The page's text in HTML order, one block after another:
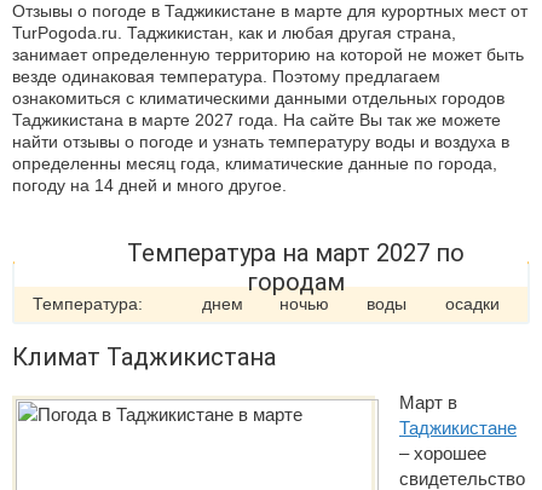
Отзывы о погоде в Таджикистане в марте для курортных мест от
TurPogoda.ru. Таджикистан, как и любая другая страна,
занимает определенную территорию на которой не может быть
везде одинаковая температура. Поэтому предлагаем
ознакомиться с климатическими данными отдельных городов
Таджикистана в марте 2027 года. На сайте Вы так же можете
найти отзывы о погоде и узнать температуру воды и воздуха в
определенны месяц года, климатические данные по города,
погоду на 14 дней и много другое.
Температура на март 2027 по
городам
Температура: днем ночью воды осадки
Климат Таджикистана
Март в
Таджикистане
– хорошее
свидетельство